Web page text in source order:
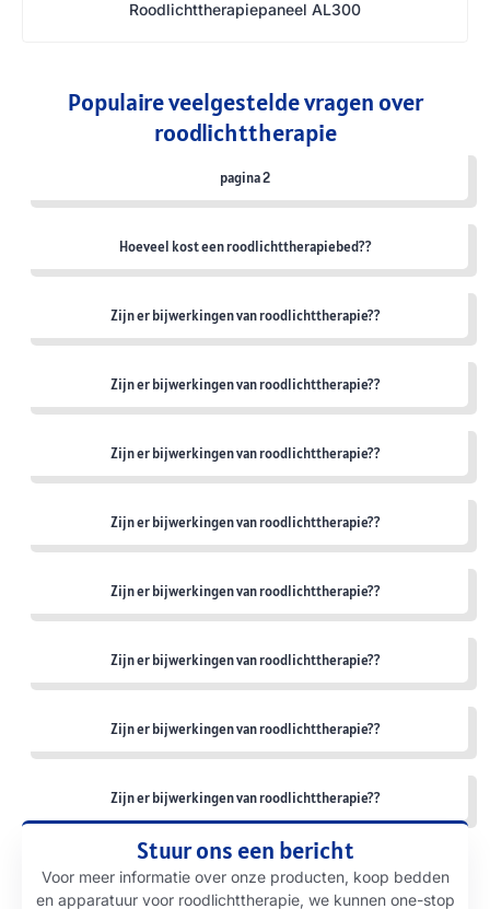
Roodlichttherapiepaneel AL300
Populaire veelgestelde vragen over
roodlichttherapie
pagina 2
Hoeveel kost een roodlichttherapiebed??
Zijn er bijwerkingen van roodlichttherapie??
Zijn er bijwerkingen van roodlichttherapie??
Zijn er bijwerkingen van roodlichttherapie??
Zijn er bijwerkingen van roodlichttherapie??
Zijn er bijwerkingen van roodlichttherapie??
Zijn er bijwerkingen van roodlichttherapie??
Zijn er bijwerkingen van roodlichttherapie??
Zijn er bijwerkingen van roodlichttherapie??
Stuur ons een bericht
Voor meer informatie over onze producten, koop bedden
en apparatuur voor roodlichttherapie, we kunnen one-stop